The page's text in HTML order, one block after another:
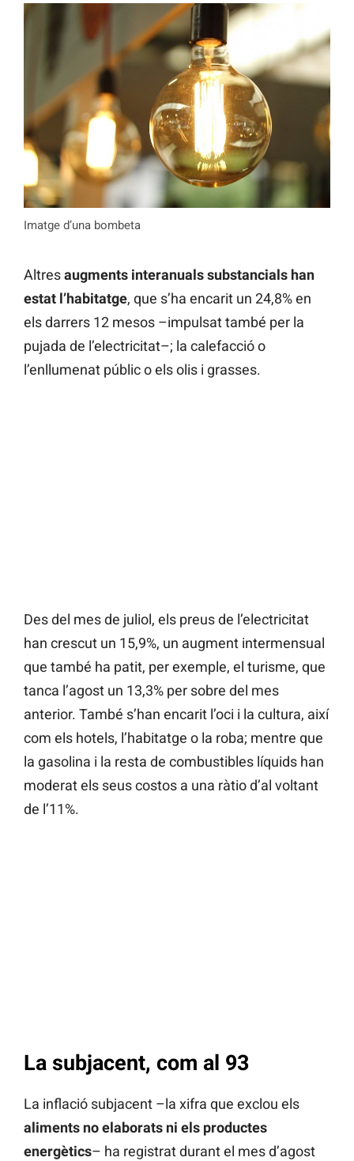
Imatge d’una bombeta
Altresaugments interanuals substancials han
estat l’habitatge, que s’ha encarit un 24,8% en
els darrers 12 mesos –impulsat també per la
pujada de l’electricitat–; la calefacció o
l’enllumenat públic o els olis i grasses.
Des del mes de juliol, els preus de l’electricitat
han crescut un 15,9%, un augment intermensual
que també ha patit, per exemple, el turisme, que
tanca l’agost un 13,3% per sobre del mes
anterior. També s’han encarit l’oci i la cultura, així
com els hotels, l’habitatge o la roba; mentre que
la gasolina i la resta de combustibles líquids han
moderat els seus costos a una ràtio d’al voltant
de l’11%.
La subjacent, com al 93
La inflació subjacent –la xifra que exclou els
aliments no elaborats ni els productes
energètics– ha registrat durant el mes d’agost